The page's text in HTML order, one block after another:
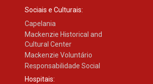
Seminário discute desafios
das novas tecnologias em
sistemas solares
residenciais
04.08.2026
Sociais e Culturais:
Capelania
Mackenzie Historical and
Cultural Center
Mackenzie Voluntário
Responsabilidade Social
Hospitais: